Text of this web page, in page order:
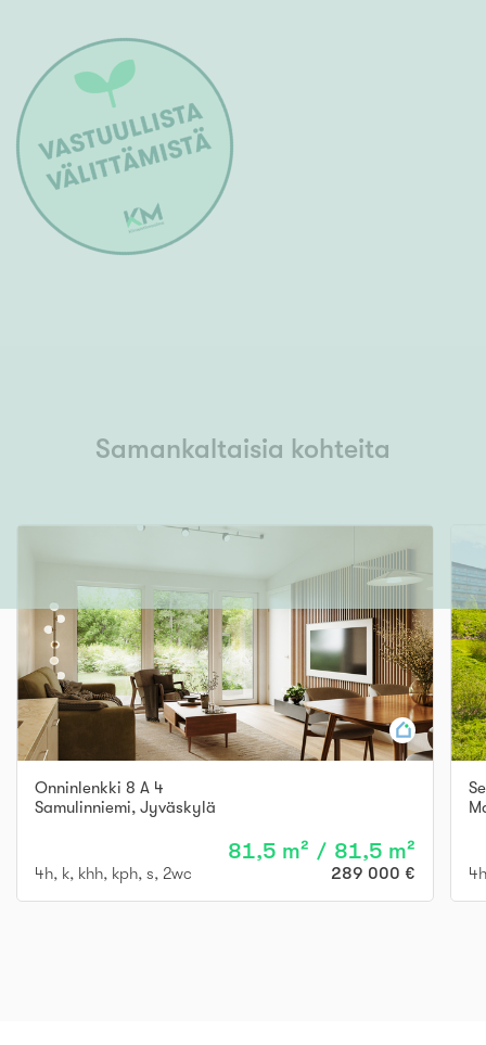
Samankaltaisia kohteita
Onninlenkki 8 A 4
Samulinniemi, Jyväskylä
81,5 m² / 81,5 m²
4h, k, khh, kph, s, 2wc 289 000 €